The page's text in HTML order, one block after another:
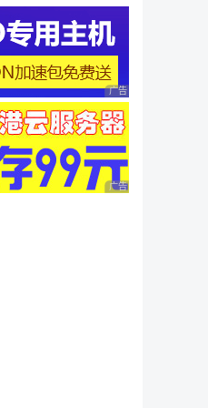
广告 商业广告，理性
广告 商业广告，理性